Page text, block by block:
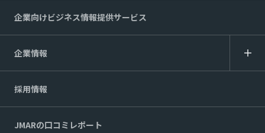
企業向けビジネス情報提供サービス
企業情報
採用情報
JMARの口コミレポート